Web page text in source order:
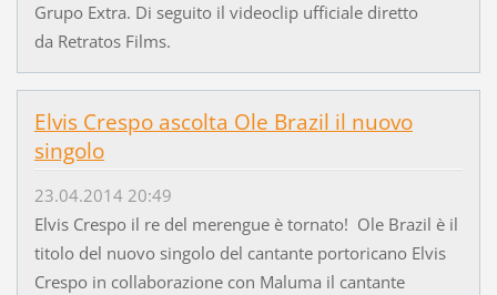
Grupo Extra. Di seguito il videoclip ufficiale diretto
da Retratos Films.
Elvis Crespo ascolta Ole Brazil il nuovo
singolo
23.04.2014 20:49
Elvis Crespo il re del merengue è tornato! Ole Brazil è il
titolo del nuovo singolo del cantante portoricano Elvis
Crespo in collaborazione con Maluma il cantante